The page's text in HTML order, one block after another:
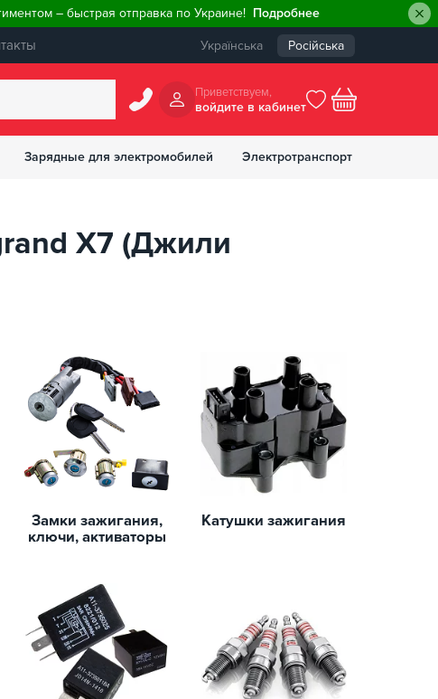
– быстрая отправка по Украине! Подробнее
Українська Російська
Приветствуем,
войдите в кабинет
Зарядные для электромобилей Электротранспорт
X7 (Джили
Замки зажигания,
ключи, активаторы
Катушки зажигания